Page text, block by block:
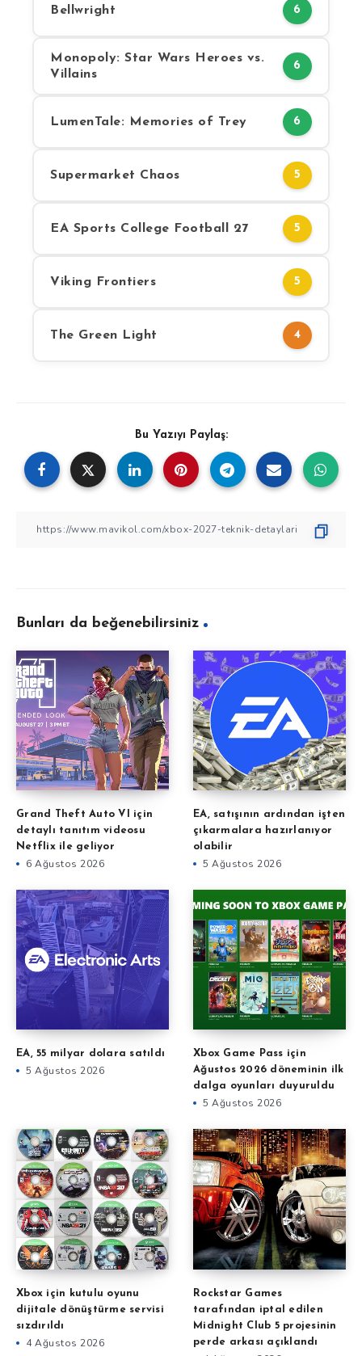
Bellwright 6
Monopoly: Star Wars Heroes vs.
Villains
6
LumenTale: Memories of Trey 6
Supermarket Chaos 5
EA Sports College Football 27 5
Viking Frontiers 5
The Green Light 4
Bu Yazıyı Paylaş:
Bunları da beğenebilirsiniz
Grand Theft Auto VI için
detaylı tanıtım videosu
Netflix ile geliyor
6 Ağustos 2026
EA, satışının ardından işten
çıkarmalara hazırlanıyor
olabilir
5 Ağustos 2026
EA, 55 milyar dolara satıldı
5 Ağustos 2026
Xbox Game Pass için
Ağustos 2026 döneminin ilk
dalga oyunları duyuruldu
5 Ağustos 2026
Xbox için kutulu oyunu
dijitale dönüştürme servisi
sızdırıldı
4 Ağustos 2026
Rockstar Games
tarafından iptal edilen
Midnight Club 5 projesinin
perde arkası açıklandı